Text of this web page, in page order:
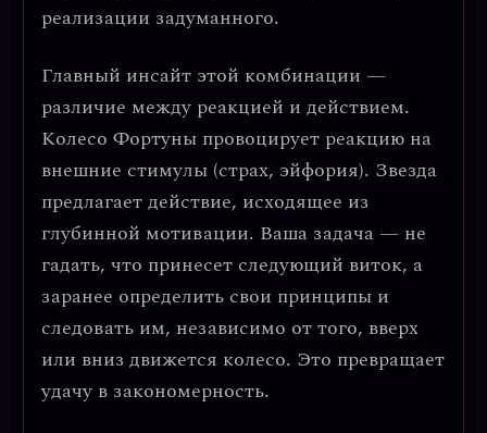
реализации задуманного.
Главный инсайт этой комбинации —
различие между реакцией и действием.
Колесо Фортуны провоцирует реакцию на
внешние стимулы (страх, эйфория). Звезда
предлагает действие, исходящее из
глубинной мотивации. Ваша задача — не
гадать, что принесет следующий виток, а
заранее определить свои принципы и
следовать им, независимо от того, вверх
или вниз движется колесо. Это превращает
удачу в закономерность.